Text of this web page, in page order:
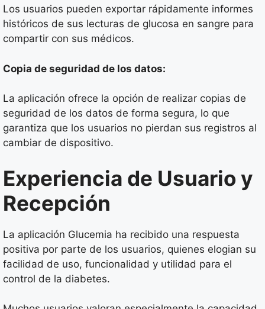
Los usuarios pueden exportar rápidamente informes
históricos de sus lecturas de glucosa en sangre para
compartir con sus médicos.
Copia de seguridad de los datos:
La aplicación ofrece la opción de realizar copias de
seguridad de los datos de forma segura, lo que
garantiza que los usuarios no pierdan sus registros al
cambiar de dispositivo.
Experiencia de Usuario y
Recepción
La aplicación Glucemia ha recibido una respuesta
positiva por parte de los usuarios, quienes elogian su
facilidad de uso, funcionalidad y utilidad para el
control de la diabetes.